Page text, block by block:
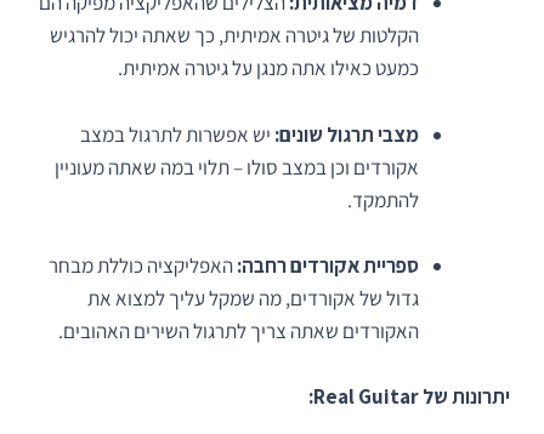
הקלטות של גיטרה אמיתית, כך שאתה יכול להרגיש
כמעט כאילו אתה מנגן על גיטרה אמיתית.
מצבי תרגול שונים: יש אפשרות לתרגול במצב
אקורדים וכן במצב סולו – תלוי במה שאתה מעוניין
להתמקד.
ספריית אקורדים רחבה:האפליקציה כוללת מבחר
גדול של אקורדים, מה שמקל עליך למצוא את
האקורדים שאתה צריך לתרגול השירים האהובים.
יתרונות של Real Guitar: